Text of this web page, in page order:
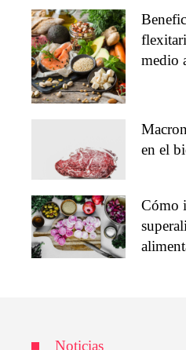
medio
en el
Cómo
Noticias